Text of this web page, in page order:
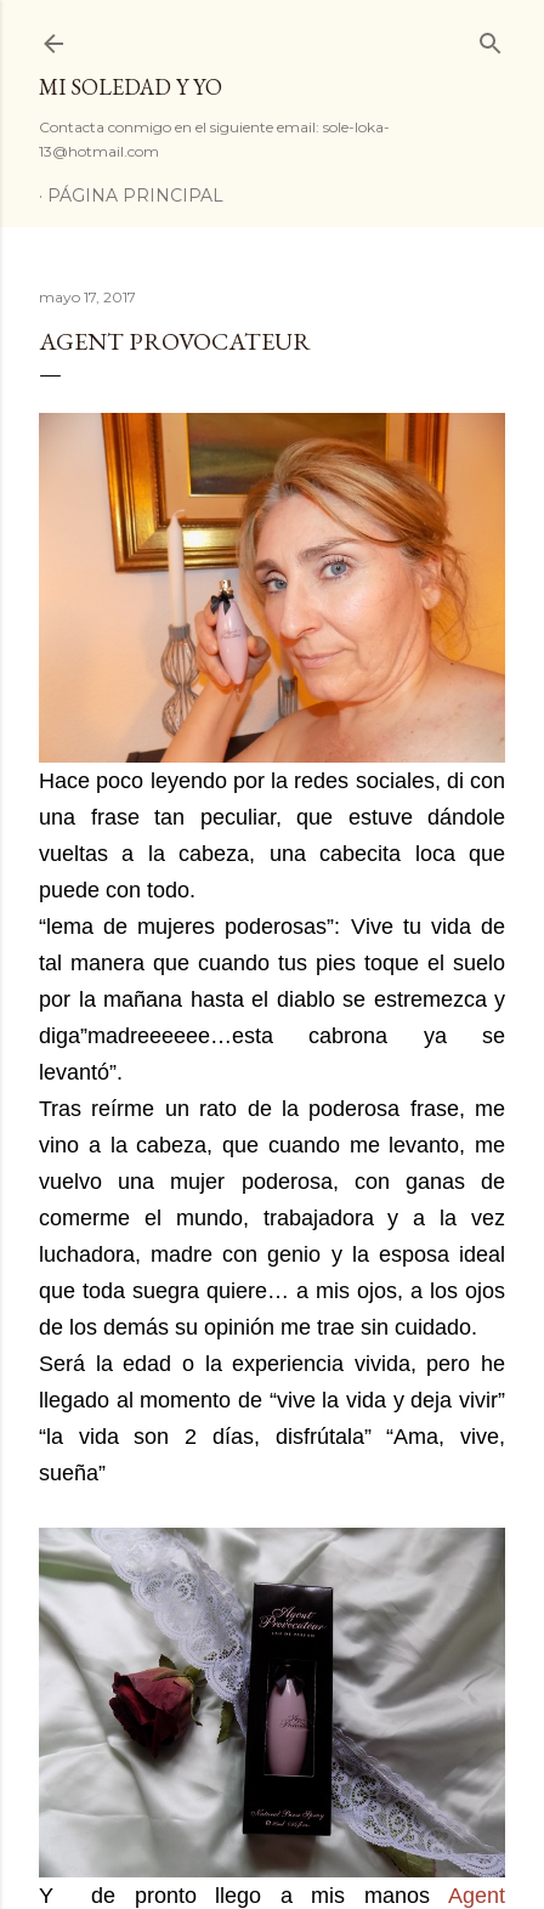
MI SOLEDAD Y YO
Contacta conmigo en el siguiente email: sole-loka-
13@hotmail.com
PÁGINA PRINCIPAL
mayo 17, 2017
AGENT PROVOCATEUR
Hace poco leyendo por la redes sociales, di con
una frase tan peculiar, que estuve dándole
vueltas a la cabeza, una cabecita loca que
puede con todo.
“lema de mujeres poderosas”: Vive tu vida de
tal manera que cuando tus pies toque el suelo
por la mañana hasta el diablo se estremezca y
diga”madreeeeee…esta cabrona ya se
levantó”.
Tras reírme un rato de la poderosa frase, me
vino a la cabeza, que cuando me levanto, me
vuelvo una mujer poderosa, con ganas de
comerme el mundo, trabajadora y a la vez
luchadora, madre con genio y la esposa ideal
que toda suegra quiere… a mis ojos, a los ojos
de los demás su opinión me trae sin cuidado.
Será la edad o la experiencia vivida, pero he
llegado al momento de “vive la vida y deja vivir”
“la vida son 2 días, disfrútala” “Ama, vive,
sueña”
Y de pronto llego a mis manos Agent